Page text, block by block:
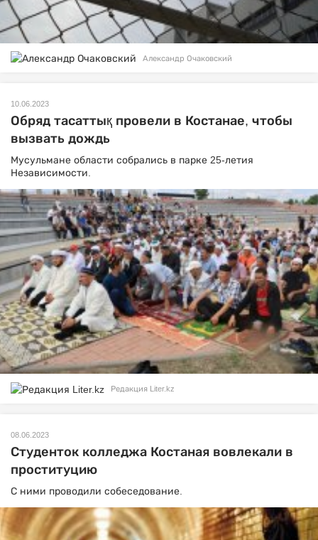
Александр Очаковский
10.06.2023
Обряд тасаттық провели в Костанае, чтобы
вызвать дождь
Мусульмане области собрались в парке 25-летия
Независимости.
Редакция Liter.kz
08.06.2023
Студенток колледжа Костаная вовлекали в
проституцию
С ними проводили собеседование.